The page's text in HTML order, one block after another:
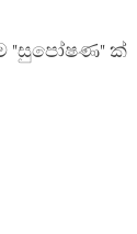
"සුපෝෂණ" ක්